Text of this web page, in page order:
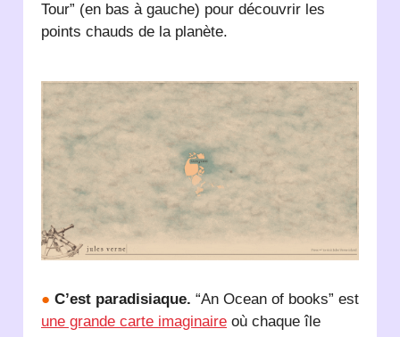
Tour” (en bas à gauche) pour découvrir les
points chauds de la planète.
● C’est paradisiaque. “An Ocean of books” est
une grande carte imaginaire où chaque île